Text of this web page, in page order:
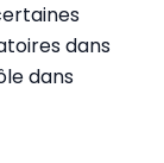
dans
dans